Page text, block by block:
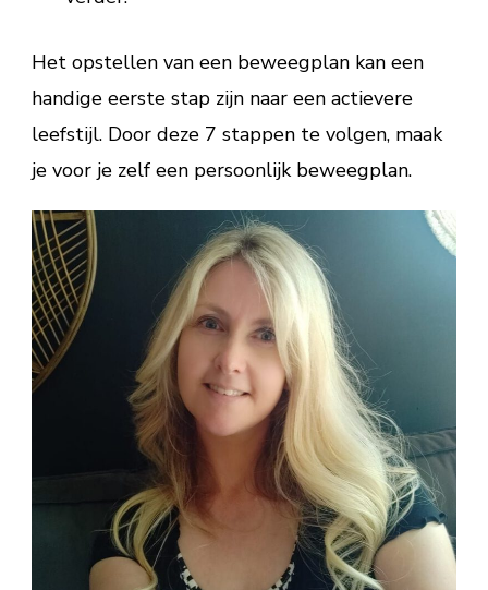
Het opstellen van een beweegplan kan een
handige eerste stap zijn naar een actievere
leefstijl. Door deze 7 stappen te volgen, maak
je voor je zelf een persoonlijk beweegplan.